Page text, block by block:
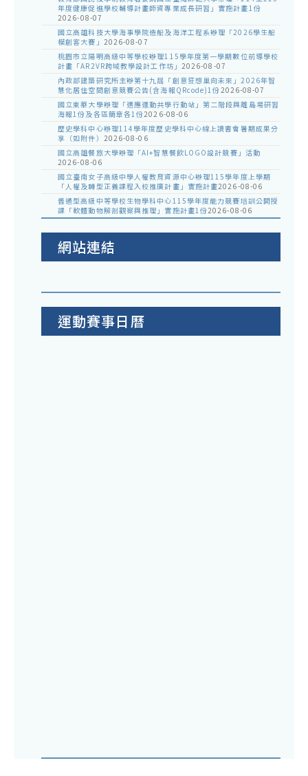
年度健康促進學校輔導計畫師資專業成長研習」實施計畫1份
2026-08-07
國立高雄科技大學海事學院造船及海洋工程系辦理「2026學生船
模創客大賽」 2026-08-07
桃園市立陽明高級中等學校辦理115學年度第一學期數位前導學校
計畫「AR2VR跨域教學設計工作坊」 2026-08-07
內政部建築研究所主辦第十九屆「創意狂想巢向未來」2026年智
慧化居住空間創意競賽公告(含海報QRcode)1份2026-08-07
國立東華大學辦理「適應運動共學行動站」第二階段與離島場研習
海報1份及各區簡章各1份2026-08-06
歷史學科中心辦理114學年度歷史學科中心線上讀書會暑期成果分
享（如附件） 2026-08-06
國立高雄餐旅大學辦理「AI+智慧餐飲LOGO設計競賽」活動
2026-08-06
國立臺南女子高級中學人權教育資源中心辦理115學年度上學期
「人權及轉型正義課程入校推廣計畫」實施計畫2026-08-06
普通型高級中等學校生物學科中心115學年度能力競賽培訓公開授
課「軟體動物解剖觀察與推理」實施計畫1份2026-08-06
網站連結
運動賽事日曆